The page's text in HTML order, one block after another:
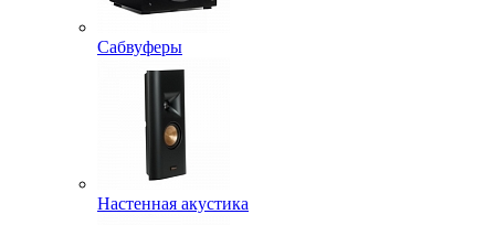
Сабвуферы
Настенная акустика